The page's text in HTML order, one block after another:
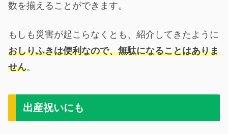
数を揃えることができます。
もしも災害が起こらなくとも、紹介してきたように
おしりふきは便利なので、無駄になることはありま
せん。
出産祝いにも